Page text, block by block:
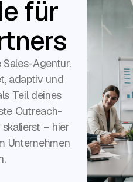
für
Agentur.
adaptiv und
Teil deines
Outreach-
– hier
Unternehmen